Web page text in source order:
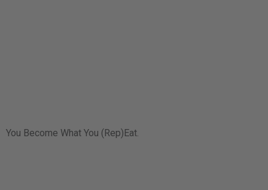
You Become What You (Rep)Eat.